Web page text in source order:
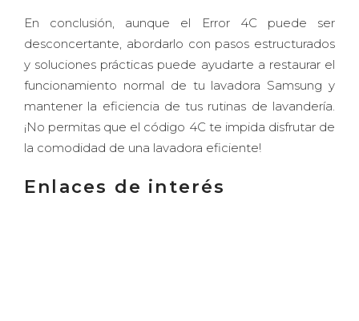
En conclusión, aunque el Error 4C puede ser
desconcertante, abordarlo con pasos estructurados
y soluciones prácticas puede ayudarte a restaurar el
funcionamiento normal de tu lavadora Samsung y
mantener la eficiencia de tus rutinas de lavandería.
¡No permitas que el código 4C te impida disfrutar de
la comodidad de una lavadora eficiente!
Enlaces de interés